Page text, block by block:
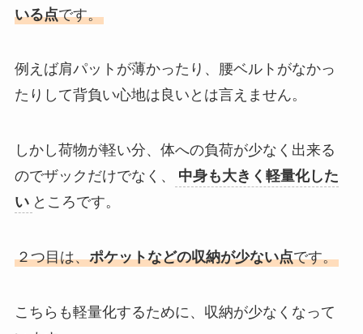
いる点です。
例えば肩パットが薄かったり、腰ベルトがなかっ
たりして背負い心地は良いとは言えません。
しかし荷物が軽い分、体への負荷が少なく出来る
のでザックだけでなく、
中身も大きく軽量化した
い ところです。
２つ目は、ポケットなどの収納が少ない点です。
こちらも軽量化するために、収納が少なくなって